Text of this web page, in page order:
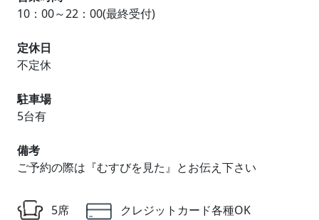
10：00～22：00(最終受付)
定休日
不定休
駐車場
5台有
備考
ご予約の際は『むすびを見た』とお伝え下さい
5席 クレジットカード各種OK